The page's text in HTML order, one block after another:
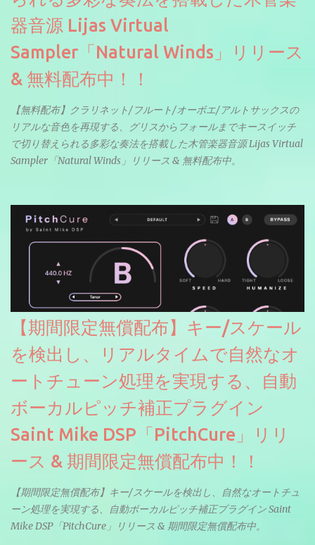
器音源 Lijas Virtual
Sampler「Natural Winds」リリース
& 無料配布中！！
【無料配布】クラリネット/フルート/オーボエ/アルトサックスの
リアルな音色を再現する、グリスからフォールまでキースイッチ
で切り替えられる多彩な奏法を搭載した木管楽器音源 Lijas Virtual
Sampler「Natural Winds」リリース & 無料配布中。
【期間限定無償配布】キー/スケール
を検出し、リアルタイムで自然なオ
ートチューン処理を実現する、自動
ボーカルピッチ補正プラグイン
Saint Mike DSP「PitchCure」リリ
ース & 期間限定無償配布中！！
【期間限定無償配布】キー/スケールを検出し、自然なオートチュ
ーン処理を実現する、自動ボーカルピッチ補正プラグイン Saint
Mike DSP「PitchCure」リリース & 期間限定無償配布中。